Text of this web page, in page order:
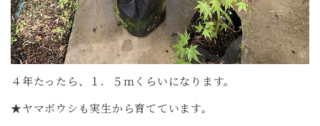
４年たったら、１．５ｍくらいになります。
★ヤマボウシも実生から育てています。